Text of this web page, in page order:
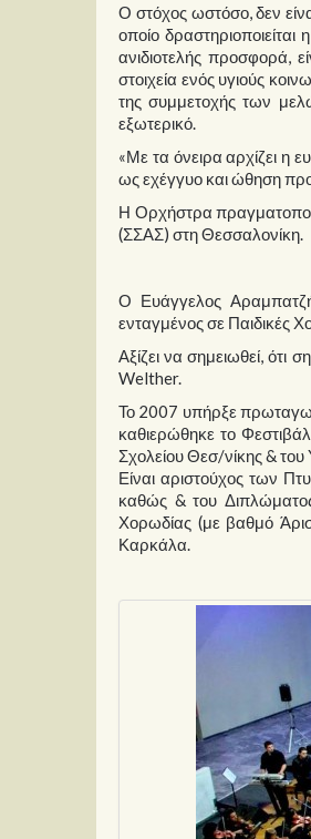
Ο στόχος ωστόσο, δεν
οποίο
ανιδιοτελής προσφορά,
στοιχεία ενός υγιούς
της συμμετοχής των
εξωτερικό.
«Με τα όνειρα αρχίζει η
ως εχέγγυο και ώθηση
Η Ορχήστρα
(ΣΣΑΣ) στη Θεσσαλονίκη.
Ο Ευάγγελος
ενταγμένος σε Παιδικές
Αξίζει να σημειωθεί,
Welther.
Το 2007 υπήρξε
καθιερώθηκε το
Σχολείου Θεσ/νίκης &
Είναι αριστούχος των
καθώς & του
Χορωδίας (με βαθμό
Καρκάλα.